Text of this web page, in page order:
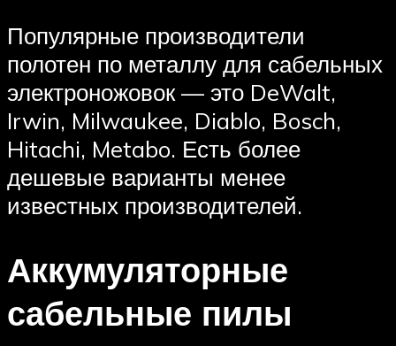
Популярные производители
полотен по металлу для сабельных
электроножовок — это DeWalt,
Irwin, Milwaukee, Diablo, Bosch,
Hitachi, Metabo. Есть более
дешевые варианты менее
известных производителей.
Аккумуляторные
сабельные пилы